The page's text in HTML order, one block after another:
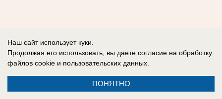
Наш сайт использует куки.
Продолжая его использовать, вы даете согласие на обработку
файлов cookie и пользовательских данных.
ПОНЯТНО